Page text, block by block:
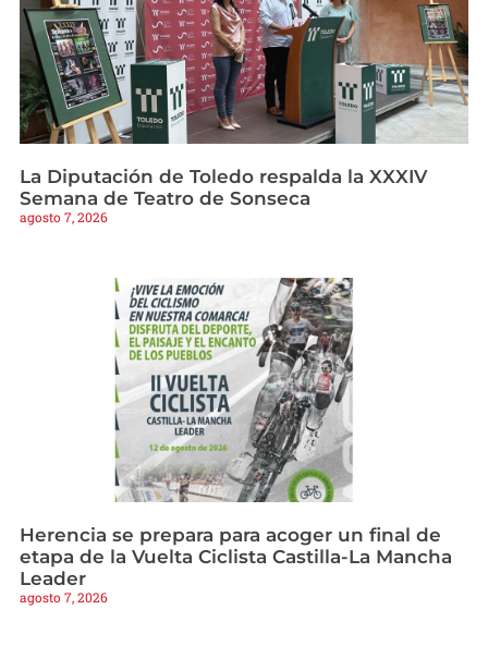
La Diputación de Toledo respalda la XXXIV
Semana de Teatro de Sonseca
agosto 7, 2026
Herencia se prepara para acoger un final de
etapa de la Vuelta Ciclista Castilla-La Mancha
Leader
agosto 7, 2026